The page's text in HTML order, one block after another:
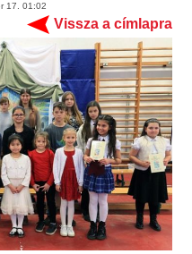
17. 01:02
Vissza a címlapra